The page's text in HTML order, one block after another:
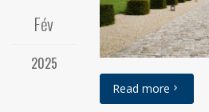
Fév
2025
Read more